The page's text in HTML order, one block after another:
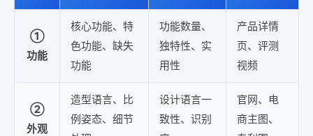
①
功能
核心功能、特
色功能、缺失
功能
功能数量、
独特性、实
用性
产品详情
页、评测
视频
②
外观
造型语言、比
例姿态、细节
设计语言一
致性、识别
官网、电
商主图、